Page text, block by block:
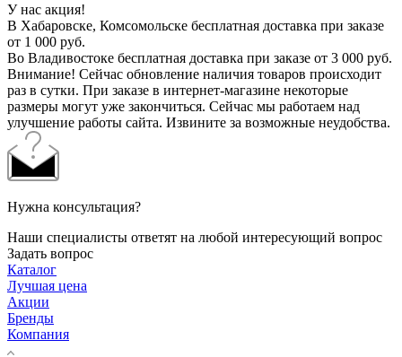
У нас акция!
В Хабаровске, Комсомольске бесплатная доставка при заказе
от 1 000 руб.
Во Владивостоке бесплатная доставка при заказе от 3 000 руб.
Внимание! Сейчас обновление наличия товаров происходит
раз в сутки. При заказе в интернет-магазине некоторые
размеры могут уже закончиться. Сейчас мы работаем над
улучшение работы сайта. Извините за возможные неудобства.
Нужна консультация?
Наши специалисты ответят на любой интересующий вопрос
Задать вопрос
Каталог
Лучшая цена
Акции
Бренды
Компания